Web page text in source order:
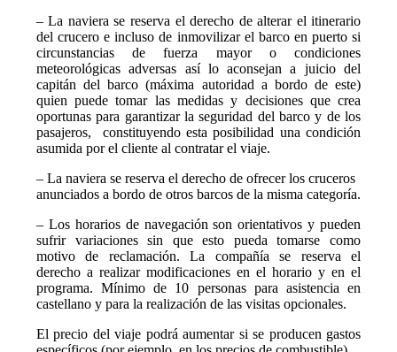
– La naviera se reserva el derecho de alterar el itinerario
del crucero e incluso de inmovilizar el barco en puerto si
circunstancias de fuerza mayor o condiciones
meteorológicas adversas así lo aconsejan a juicio del
capitán del barco (máxima autoridad a bordo de este)
quien puede tomar las medidas y decisiones que crea
oportunas para garantizar la seguridad del barco y de los
pasajeros, constituyendo esta posibilidad una condición
asumida por el cliente al contratar el viaje.
– La naviera se reserva el derecho de ofrecer los cruceros
anunciados a bordo de otros barcos de la misma categoría.
– Los horarios de navegación son orientativos y pueden
sufrir variaciones sin que esto pueda tomarse como
motivo de reclamación. La compañía se reserva el
derecho a realizar modificaciones en el horario y en el
programa. Mínimo de 10 personas para asistencia en
castellano y para la realización de las visitas opcionales.
El precio del viaje podrá aumentar si se producen gastos